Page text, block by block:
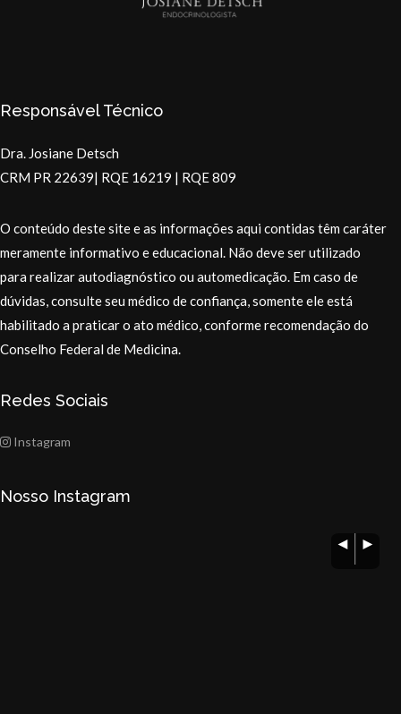
Responsável Técnico
Dra. Josiane Detsch
CRM PR 22639| RQE 16219 | RQE 809
O conteúdo deste site e as informações aqui contidas têm caráter
meramente informativo e educacional. Não deve ser utilizado
para realizar autodiagnóstico ou automedicação. Em caso de
dúvidas, consulte seu médico de confiança, somente ele está
habilitado a praticar o ato médico, conforme recomendação do
Conselho Federal de Medicina.
Redes Sociais
Instagram
Nosso Instagram